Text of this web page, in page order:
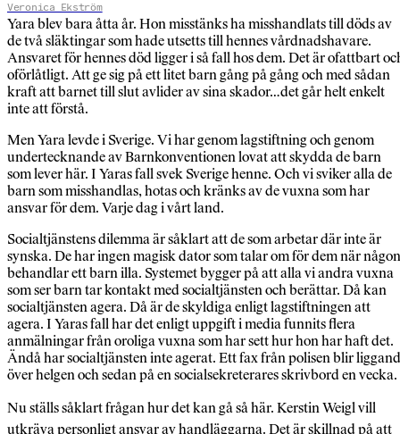
Veronica Ekström
Yara blev bara åtta år. Hon misstänks ha misshandlats till döds av
de två släktingar som hade utsetts till hennes vårdnadshavare.
Ansvaret för hennes död ligger i så fall hos dem. Det är ofattbart
oförlåtligt. Att ge sig på ett litet barn gång på gång och med sådan
kraft att barnet till slut avlider av sina skador…det går helt enkelt
inte att förstå.
Men Yara levde i Sverige. Vi har genom lagstiftning och genom
undertecknande av Barnkonventionen lovat att skydda de barn
som lever här. I Yaras fall svek Sverige henne. Och vi sviker alla de
barn som misshandlas, hotas och kränks av de vuxna som har
ansvar för dem. Varje dag i vårt land.
Socialtjänstens dilemma är såklart att de som arbetar där inte är
synska. De har ingen magisk dator som talar om för dem när någon
behandlar ett barn illa. Systemet bygger på att alla vi andra vuxna
som ser barn tar kontakt med socialtjänsten och berättar. Då kan
socialtjänsten agera. Då är de skyldiga enligt lagstiftningen att
agera. I Yaras fall har det enligt uppgift i media funnits flera
anmälningar från oroliga vuxna som har sett hur hon har haft det.
Ändå har socialtjänsten inte agerat. Ett fax från polisen blir
över helgen och sedan på en socialsekreterares skrivbord en vecka.
Nu ställs såklart frågan hur det kan gå så här. Kerstin Weigl vill
utkräva personligt ansvar av handläggarna. Det är skillnad på att